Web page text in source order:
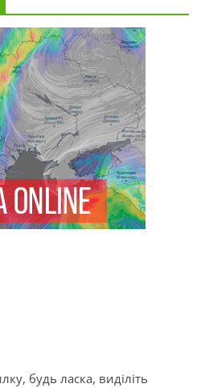
будь ласка, виділіть